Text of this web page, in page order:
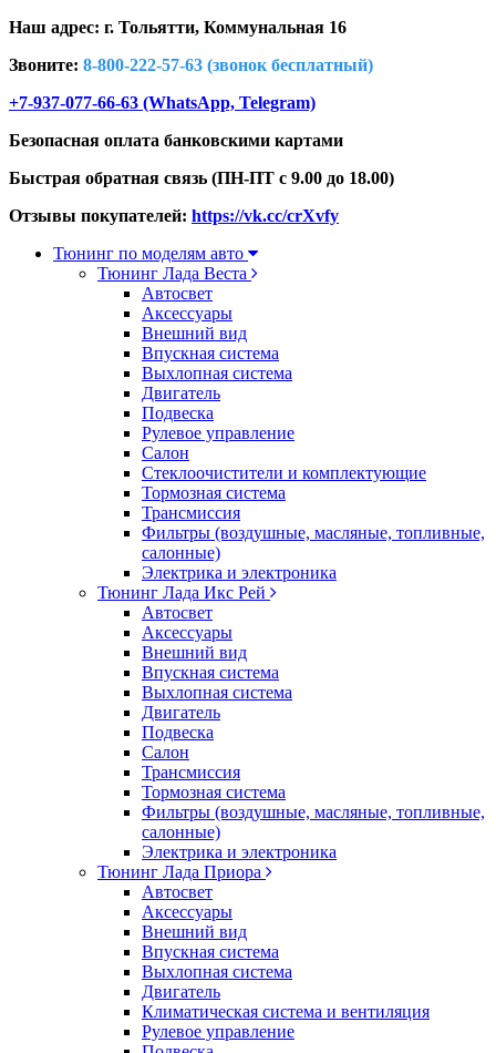
Наш адрес: г. Тольятти, Коммунальная 16
Звоните: 8-800-222-57-63 (звонок бесплатный)
+7-937-077-66-63 (WhatsApp, Telegram)
Безопасная оплата банковскими картами
Быстрая обратная связь (ПН-ПТ с 9.00 до 18.00)
Отзывы покупателей: https://vk.cc/crXvfy
Тюнинг по моделям авто
Тюнинг Лада Веста
Автосвет
Аксессуары
Внешний вид
Впускная система
Выхлопная система
Двигатель
Подвеска
Рулевое управление
Салон
Стеклоочистители и комплектующие
Тормозная система
Трансмиссия
Фильтры (воздушные, масляные, топливные,
салонные)
Электрика и электроника
Тюнинг Лада Икс Рей
Автосвет
Аксессуары
Внешний вид
Впускная система
Выхлопная система
Двигатель
Подвеска
Салон
Трансмиссия
Тормозная система
Фильтры (воздушные, масляные, топливные,
салонные)
Электрика и электроника
Тюнинг Лада Приора
Автосвет
Аксессуары
Внешний вид
Впускная система
Выхлопная система
Двигатель
Климатическая система и вентиляция
Рулевое управление